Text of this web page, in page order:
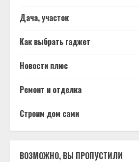
Дача, участок
Как выбрать гаджет
Новости плюс
Ремонт и отделка
Строим дом сами
ВОЗМОЖНО, ВЫ ПРОПУСТИЛИ